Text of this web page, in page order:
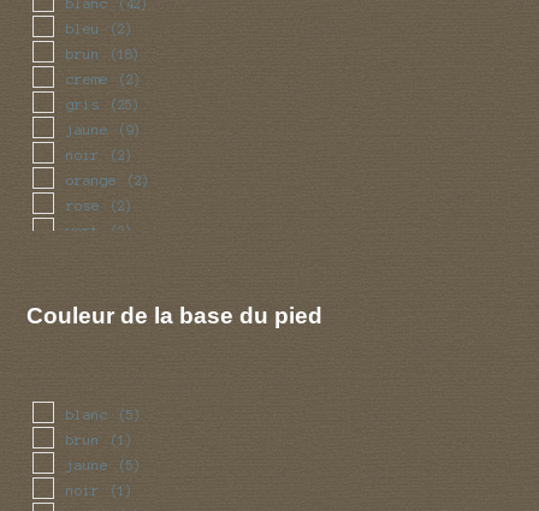
(42)
bleu (2)
brun (18)
creme (2)
gris (25)
jaune (9)
noir (2)
orange (2)
rose (2)
vert (2)
Couleur de la base du pied
blanc (5)
brun (1)
jaune (5)
noir (1)